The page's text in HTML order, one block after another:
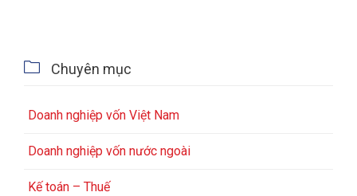
 Chuyên mục
Doanh nghiệp vốn Việt Nam
Doanh nghiệp vốn nước ngoài
Kế toán – Thuế